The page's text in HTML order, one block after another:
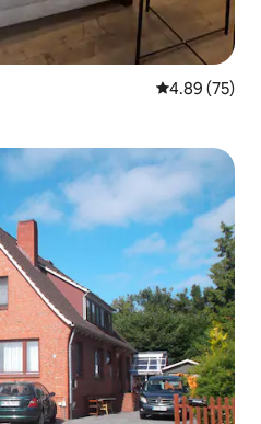
คะแนนเฉลี่ย
4.89 (75)